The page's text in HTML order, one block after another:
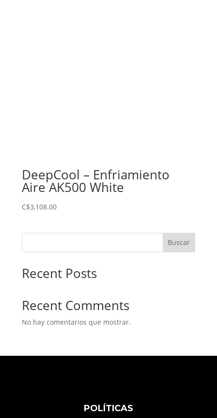
DeepCool – Enfriamiento
Aire AK500 White
C$3,108.00
Buscar
Recent Posts
Recent Comments
No hay comentarios que mostrar.
POLÍTICAS